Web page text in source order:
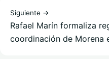
Siguiente →
Rafael Marín formaliza
coordinación de Morena